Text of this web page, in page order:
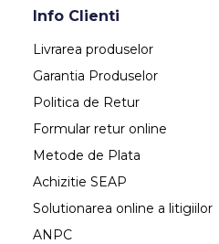
Info Clienti
Livrarea produselor
Garantia Produselor
Politica de Retur
Formular retur online
Metode de Plata
Achizitie SEAP
Solutionarea online a litigiilor
ANPC